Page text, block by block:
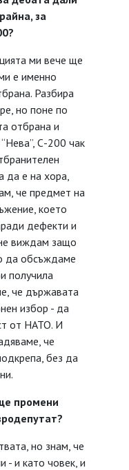
за
ми вече ще
е именно
Разбира
но поне по
отбрана и
С-200 чак
да е на хора,
че предмет на
което
дефекти и
виждам защо
да обсъждаме
получила
че държавата
избор - да
от НАТО. И
че
без да
промени
но знам, че
- и като човек, и